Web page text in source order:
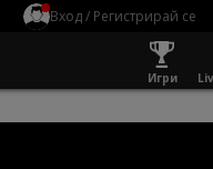
Вход / Регистрирай се
Игри